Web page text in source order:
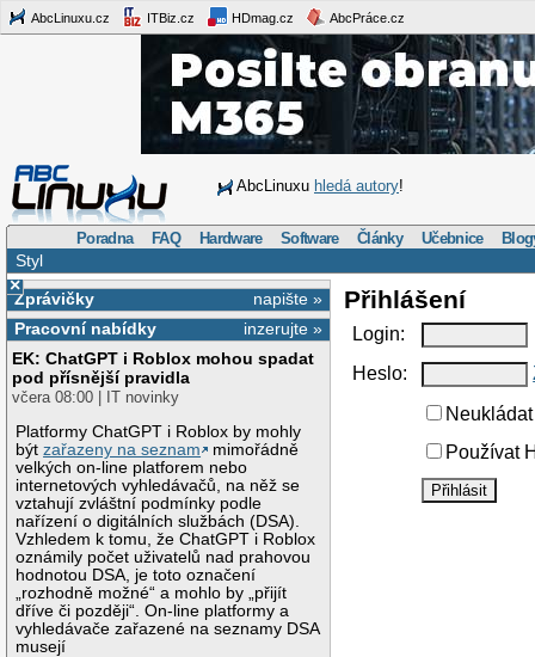
AbcLinuxu.cz ITBiz.cz HDmag.cz AbcPráce.cz
AbcLinuxu hledá autory!
Poradna FAQ Hardware Software Články Učebnice
Styl
×
napište »
Zprávičky
inzerujte »
Pracovní nabídky
EK: ChatGPT i Roblox mohou spadat
pod přísnější pravidla
včera 08:00 | IT novinky
Platformy ChatGPT i Roblox by mohly
býtzařazeny na seznam
mimořádně
velkých on-line platforem nebo
internetových vyhledávačů, na něž se
vztahují zvláštní podmínky podle
nařízení o digitálních službách (DSA).
Vzhledem k tomu, že ChatGPT i Roblox
oznámily počet uživatelů nad prahovou
hodnotou DSA, je toto označení
„rozhodně možné“ a mohlo by „přijít
dříve či později“. On-line platformy a
vyhledávače zařazené na seznamy DSA
musejí
Přihlášení
Login:
Heslo:
Používat